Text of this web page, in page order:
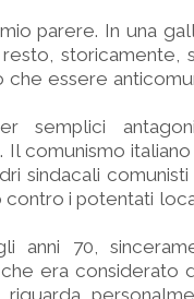
parere. In una
storicamente,
che essere
comunismo italiano
sindacali comunisti
i potentati
anni 70,
era considerato